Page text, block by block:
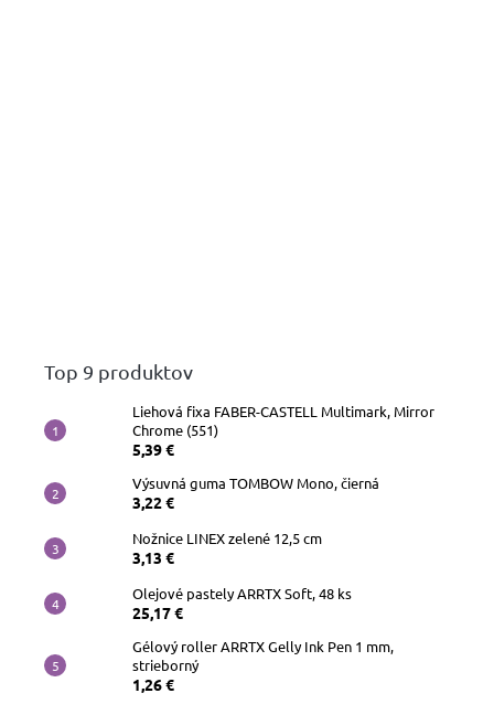
Top 9 produktov
Liehová fixa FABER-CASTELL Multimark, Mirror
Chrome (551)
5,39 €
Výsuvná guma TOMBOW Mono, čierná
3,22 €
Nožnice LINEX zelené 12,5 cm
3,13 €
Olejové pastely ARRTX Soft, 48 ks
25,17 €
Gélový roller ARRTX Gelly Ink Pen 1 mm,
strieborný
1,26 €